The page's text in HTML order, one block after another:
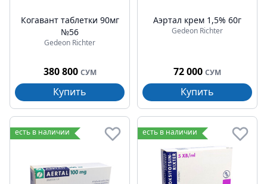
Когавант таблетки 90мг
№56
Gedeon Richter
380 800 СУМ
Купить
Аэртал крем 1,5% 60г
Gedeon Richter
72 000 СУМ
Купить
есть в наличии есть в наличии